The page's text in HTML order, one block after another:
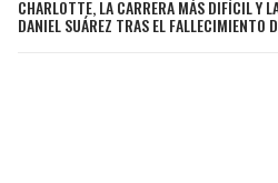
CHARLOTTE, LA CARRERA MÁS DIFÍCIL Y
DANIEL SUÁREZ TRAS EL FALLECIMIENTO